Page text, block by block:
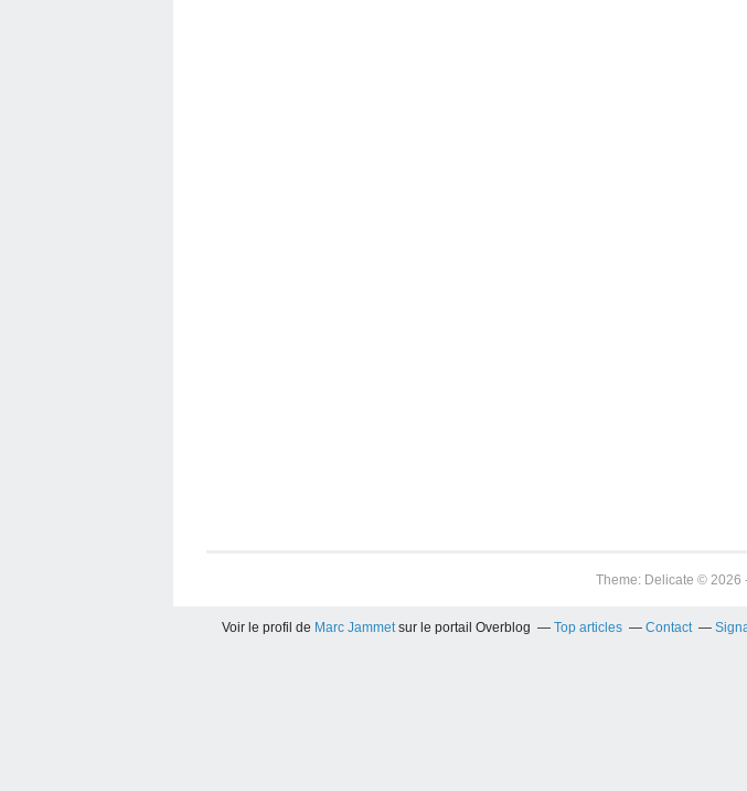
Theme: Delicate © 2026
Voir le profil de Marc Jammetsur le portail Overblog Top articles Contact